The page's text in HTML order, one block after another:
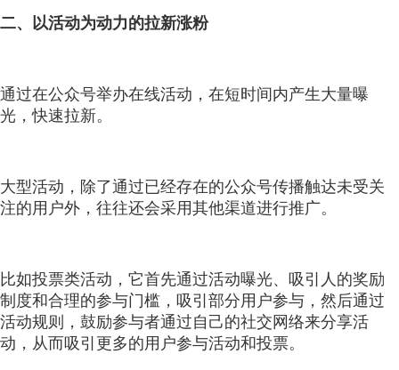
二、以活动为动力的拉新涨粉
通过在公众号举办在线活动，在短时间内产生大量曝
光，快速拉新。
大型活动，除了通过已经存在的公众号传播触达未受关
注的用户外，往往还会采用其他渠道进行推广。
比如投票类活动，它首先通过活动曝光、吸引人的奖励
制度和合理的参与门槛，吸引部分用户参与，然后通过
活动规则，鼓励参与者通过自己的社交网络来分享活
动，从而吸引更多的用户参与活动和投票。